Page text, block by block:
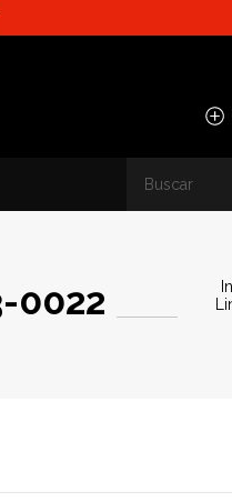
0022